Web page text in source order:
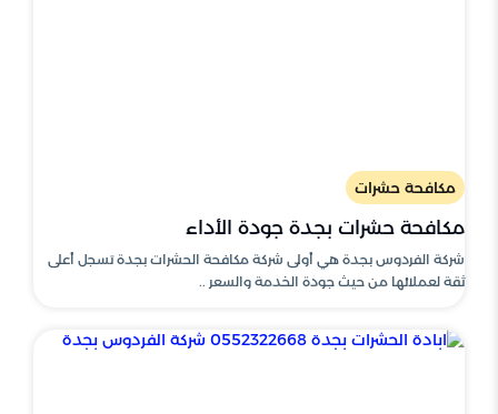
مكافحة حشرات
مكافحة حشرات بجدة جودة الأداء
شركة الفردوس بجدة هي أولى شركة مكافحة الحشرات بجدة تسجل أعلى
ثقة لعملائها من حيث جودة الخدمة والسعر ..